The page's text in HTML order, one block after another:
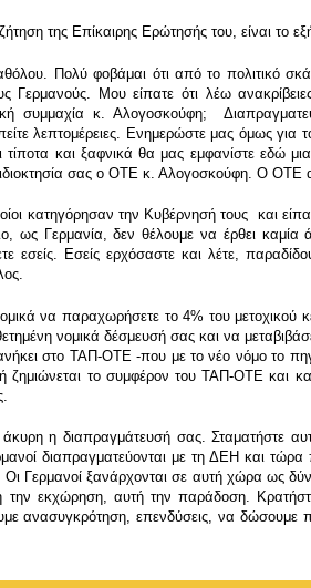
της Επίκαιρης Ερώτησής του, είναι το
Πολύ φοβάμαι ότι από το πολιτικό
Μου είπατε ότι λέω
συμμαχία κ. Αλογοσκούφη;
λεπτομέρειες. Ενημερώστε μας όμως για
τίποτα και ξαφνικά θα μας εμφανίστε εδώ
σας ο ΟΤΕ κ. Αλογοσκούφη. Ο ΟΤΕ
κατηγόρησαν την Κυβέρνησή τους και
ως Γερμανία, δεν θέλουμε να έρθει
εσείς. Εσείς ερχόσαστε και λέτε,
να παραχωρήσετε το 4% του
νομικά δέσμευσή σας και να
στο ΤΑΠ-ΟΤΕ -που με το νέο νόμο το
ζημιώνεται το συμφέρον του ΤΑΠ-ΟΤΕ και
η διαπραγμάτευσή σας. Σταματήστε
διαπραγματεύονται με τη ΔΕΗ και
Γερμανοί ξανάρχονται σε αυτή χώρα ως
εκχώρηση, αυτή την παράδοση.
ανασυγκρότηση, επενδύσεις, να δώσουμε